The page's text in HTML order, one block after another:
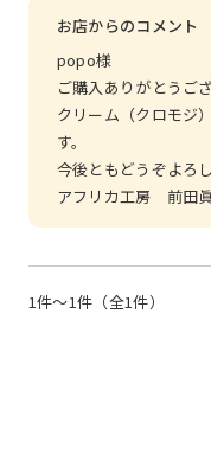
お店からのコメント
popo様
ご購入ありがとうご
クリーム（クロモジ
す。
今後ともどうぞよろ
アフリカ工房 前田
1件～1件（全1件）